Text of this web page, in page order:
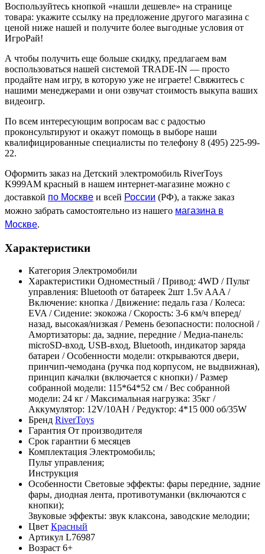
Воспользуйтесь кнопкой «нашли дешевле» на странице
товара: укажите ссылку на предложение другого магазина с
ценой ниже нашей и получите более выгодные условия от
ИгроРай!
А чтобы получить еще больше скидку, предлагаем вам
воспользоваться нашей системой TRADE-IN — просто
продайте нам игру, в которую уже не играете! Свяжитесь с
нашими менеджерами и они озвучат стоимость выкупа ваших
видеоигр.
По всем интересующим вопросам вас с радостью
проконсультируют и окажут помощь в выборе наши
квалифицированные специалисты по телефону 8 (495) 225-99-
22.
Оформить заказ на Детский электромобиль RiverToys
K999AM красный в нашем интернет-магазине можно с
доставкой по Москве и всей России (РФ), а также заказ
можно забрать самостоятельно из нашего магазина в
Москве.
Характеристики
Категория Электромобили
Характеристики Одноместный / Привод: 4WD / Пульт
управления: Bluetooth от батареек 2шт 1.5v AAA /
Включение: кнопка / Движение: педаль газа / Колеса:
EVA / Сидение: экокожа / Скорость: 3-6 км/ч вперед/
назад, высокая/низкая / Ремень безопасности: полосной /
Амортизаторы: да, задние, передние / Медиа-панель:
microSD-вход, USB-вход, Bluetooth, индикатор заряда
батареи / Особенности модели: открываются двери,
принчип-чемодана (ручка под корпусом, не выдвижная),
принцип качалки (включается с кнопки) / Размер
собранной модели: 115*64*52 см / Вес собранной
модели: 24 кг / Максимальная нагрузка: 35кг /
Аккумулятор: 12V/10АН / Редуктор: 4*15 000 об/35W
Бренд RiverToys
Гарантия От производителя
Срок гарантии 6 месяцев
Комплектация Электромобиль;
Пульт управления;
Инструкция
Особенности Световые эффекты: фары передние, задние
фары, диодная лента, противотуманки (включаются с
кнопки);
Звуковые эффекты: звук клаксона, заводские мелодии;
Цвет Красный
Артикул L76987
Возраст 6+